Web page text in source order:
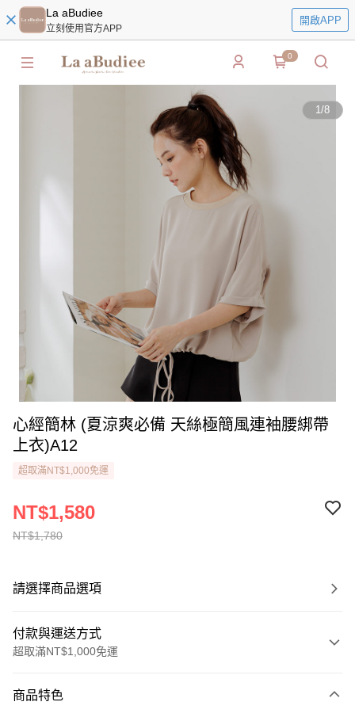
La aBudiee
立刻使用官方APP
開啟APP
0
1/8
心經簡林 (夏涼爽必備 天絲極簡風連袖腰綁帶
上衣)A12
超取滿NT$1,000免運
NT$1,780
NT$1,580
請選擇商品選項
付款與運送方式
超取滿NT$1,000免運
信用卡一次付款
商品特色